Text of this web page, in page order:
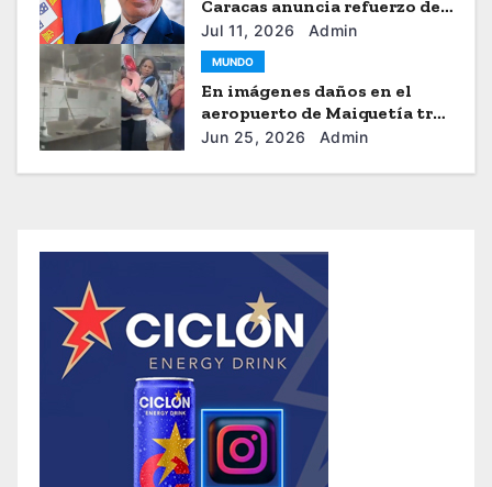
Caracas anuncia refuerzo de
ayuda humanitaria
Jul 11, 2026 Admin
MUNDO
En imágenes daños en el
aeropuerto de Maiquetía tras
los sismos
Jun 25, 2026 Admin